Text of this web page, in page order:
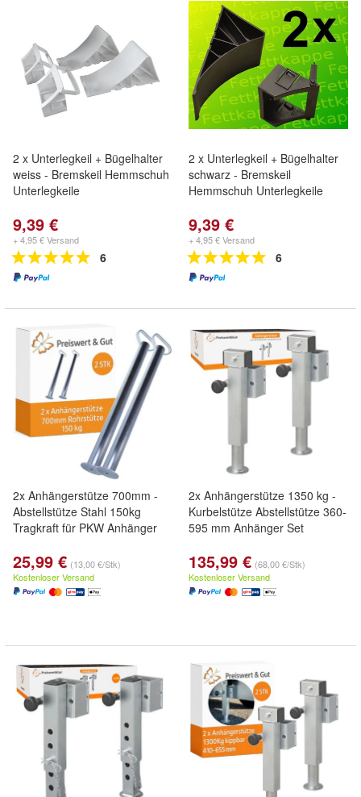
2 x Unterlegkeil + Bügelhalter
weiss - Bremskeil Hemmschuh
Unterlegkeile
9,39 €
+ 4,95 € Versand
6
2 x Unterlegkeil + Bügelhalter
schwarz - Bremskeil
Hemmschuh Unterlegkeile
9,39 €
+ 4,95 € Versand
6
2x Anhängerstütze 700mm -
Abstellstütze Stahl 150kg
Tragkraft für PKW Anhänger
25,99 € (13,00 €/Stk)
Kostenloser Versand
2x Anhängerstütze 1350 kg -
Kurbelstütze Abstellstütze 360-
595 mm Anhänger Set
135,99 € (68,00 €/Stk)
Kostenloser Versand